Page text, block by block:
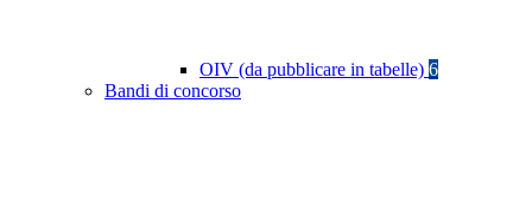
OIV (da pubblicare in tabelle) 6
Bandi di concorso